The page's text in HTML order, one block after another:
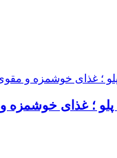
پلو ؛ غذای خوشمزه